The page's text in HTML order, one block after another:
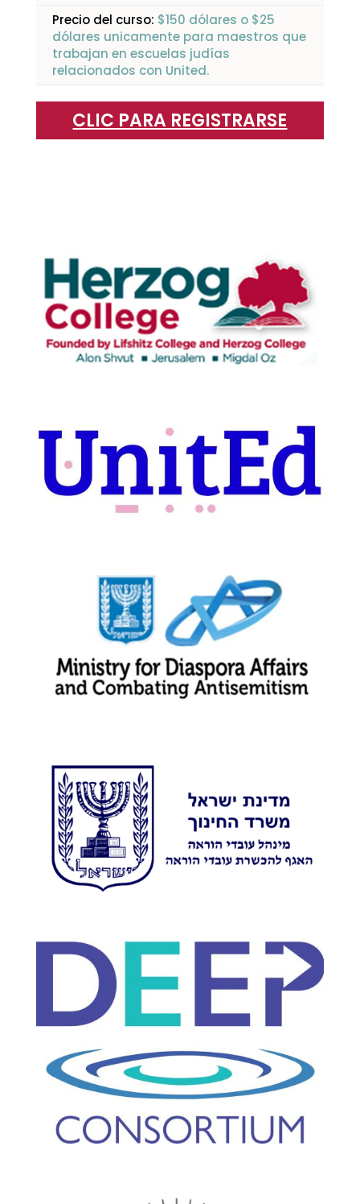
Precio del curso: $150 dólares o $25
dólares unicamente para maestros que
trabajan en escuelas judías
relacionados con United.
CLIC PARA REGISTRARSE